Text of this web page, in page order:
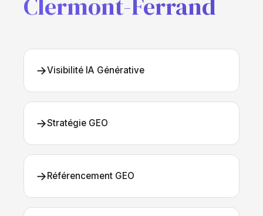
Clermont-Ferrand
→Visibilité IA Générative
→Stratégie GEO
→Référencement GEO